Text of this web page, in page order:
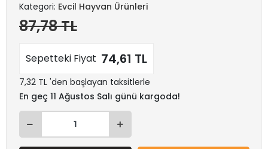
Kategori: Evcil Hayvan Ürünleri
87,78 TL
Sepetteki Fiyat 74,61 TL
7,32 TL 'den başlayan taksitlerle
En geç 11 Ağustos Salı günü kargoda!